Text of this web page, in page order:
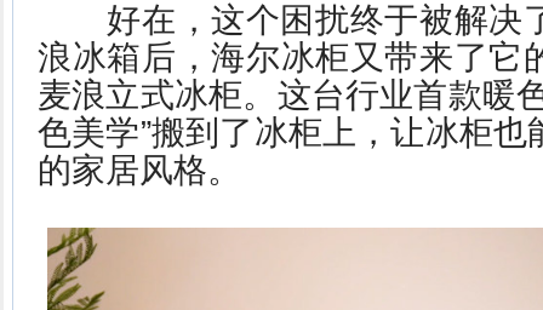
好在，这个困扰终于被解决
浪冰箱后，海尔冰柜又带来了
麦浪立式冰柜。这台行业首款暖
色美学”搬到了冰柜上，让冰柜
的家居风格。